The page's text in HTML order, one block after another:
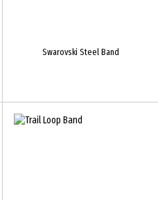
Swarovski Steel Band